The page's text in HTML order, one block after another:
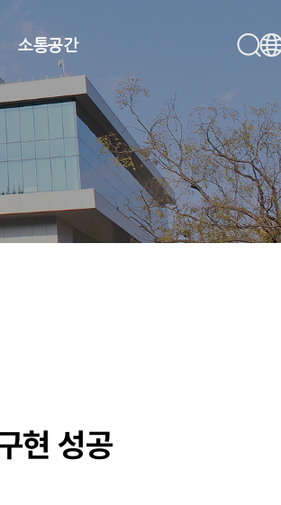
소통공간
현 성공